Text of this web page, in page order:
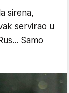
sirena,
servirao u
Samo